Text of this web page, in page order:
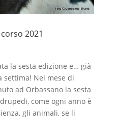
2021
la sesta edizione e… già
settima! Nel mese di
ad Orbassano la sesta
come ogni anno è
gli animali, se li